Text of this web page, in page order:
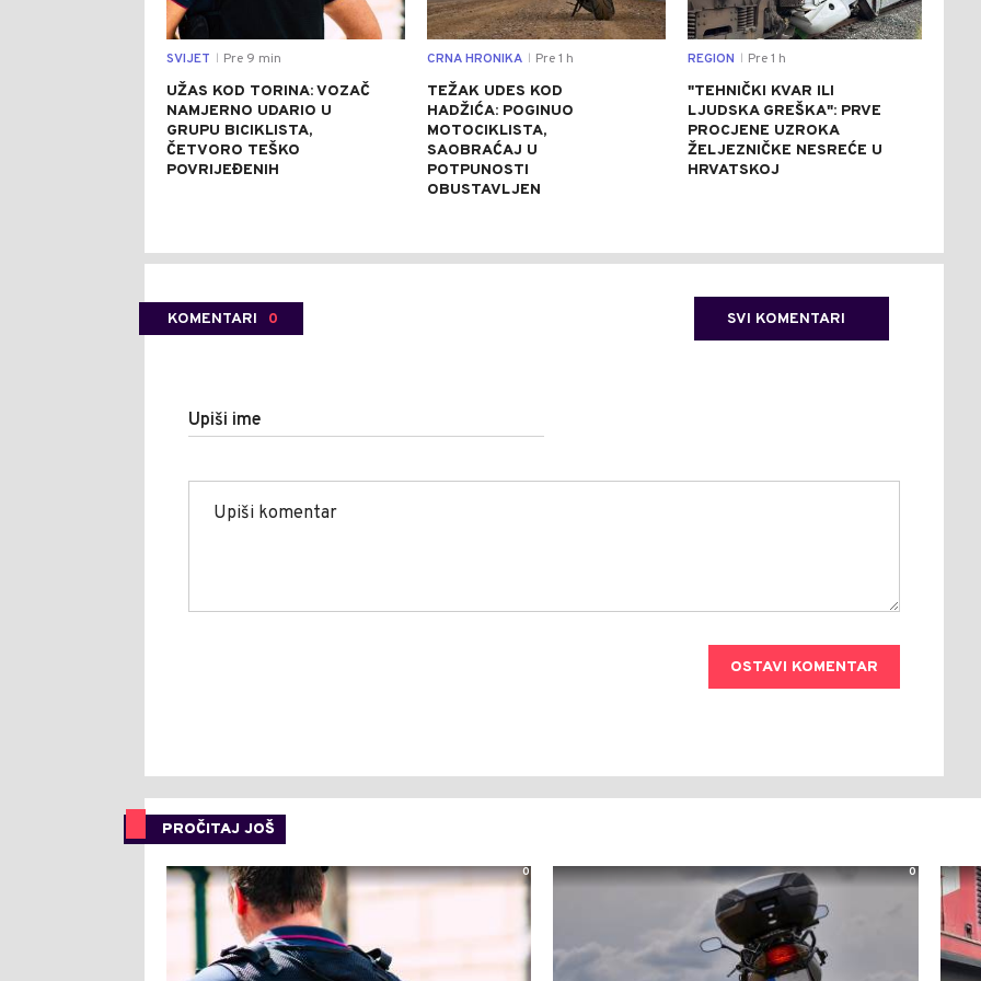
SVIJET Pre 9 min
UŽAS KOD TORINA: VOZAČ
NAMJERNO UDARIO U
GRUPU BICIKLISTA,
ČETVORO TEŠKO
POVRIJEĐENIH
CRNA HRONIKA Pre 1 h
TEŽAK UDES KOD
HADŽIĆA: POGINUO
MOTOCIKLISTA,
SAOBRAĆAJ U
POTPUNOSTI
OBUSTAVLJEN
REGION Pre 1 h
"TEHNIČKI KVAR ILI
LJUDSKA GREŠKA": PRVE
PROCJENE UZROKA
ŽELJEZNIČKE NESREĆE U
HRVATSKOJ
KOMENTARI 0 SVI KOMENTARI
Upiši ime
OSTAVI KOMENTAR
PROČITAJ JOŠ
0 0